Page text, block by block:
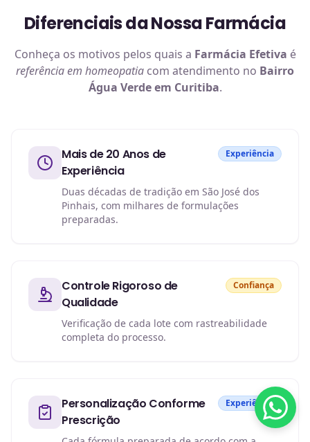
Diferenciais da Nossa Farmácia
Conheça os motivos pelos quais a Farmácia Efetiva é
referência em homeopatia com atendimento no Bairro
Água Verde em Curitiba.
Mais de 20 Anos de
Experiência
Experiência
Duas décadas de tradição em São José dos
Pinhais, com milhares de formulações
preparadas.
Controle Rigoroso de
Qualidade
Confiança
Verificação de cada lote com rastreabilidade
completa do processo.
Personalização Conforme
Prescrição
Experiência